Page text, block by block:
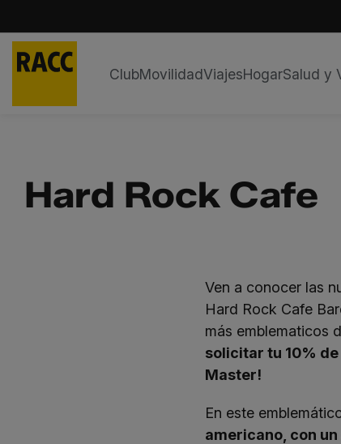
ClubMovilidadViajesHogarSalud y
Hard Rock Cafe
Ven a conocer las
Hard Rock Cafe
más emblematicos
solicitar tu 10%
Master!
En este
americano, con